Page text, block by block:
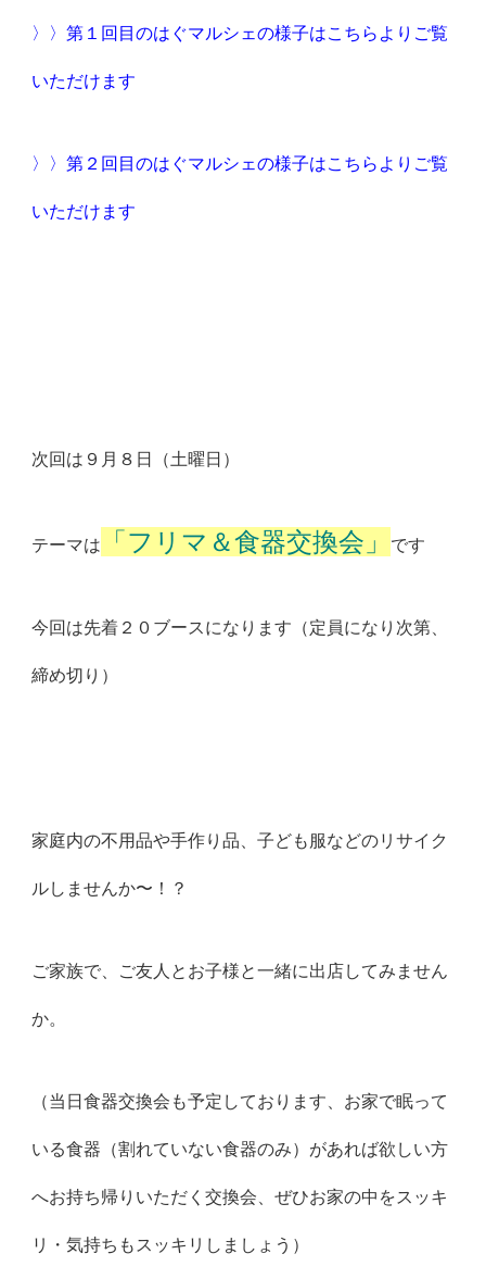
〉〉第１回目のはぐマルシェの様子はこちらよりご覧
いただけます
〉〉第２回目のはぐマルシェの様子はこちらよりご覧
いただけます
次回は９月８日（土曜日）
テーマは 「フリマ＆食器交換会」 です
今回は先着２０ブースになります（定員になり次第、
締め切り）
家庭内の不用品や手作り品、子ども服などのリサイク
ルしませんか〜！？
ご家族で、ご友人とお子様と一緒に出店してみません
か。
（当日食器交換会も予定しております、お家で眠って
いる食器（割れていない食器のみ）があれば欲しい方
へお持ち帰りいただく交換会、ぜひお家の中をスッキ
リ・気持ちもスッキリしましょう）